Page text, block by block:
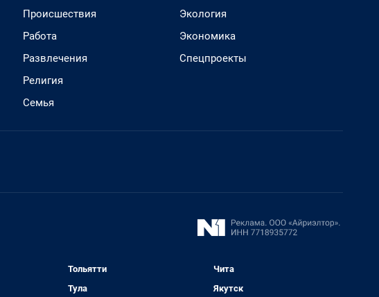
Происшествия
Работа
Развлечения
Религия
Семья
Экология
Экономика
Спецпроекты
Тольятти
Тула
Чита
Якутск